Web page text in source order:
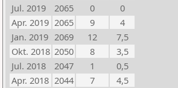
Jul. 2019
2065 0
0
Apr. 2019 2065 9
4
Jan. 2019 2069 12
7,5
Okt. 2018 2050 8
3,5
Jul. 2018
2047 1
0,5
Apr. 2018 2044 7
4,5